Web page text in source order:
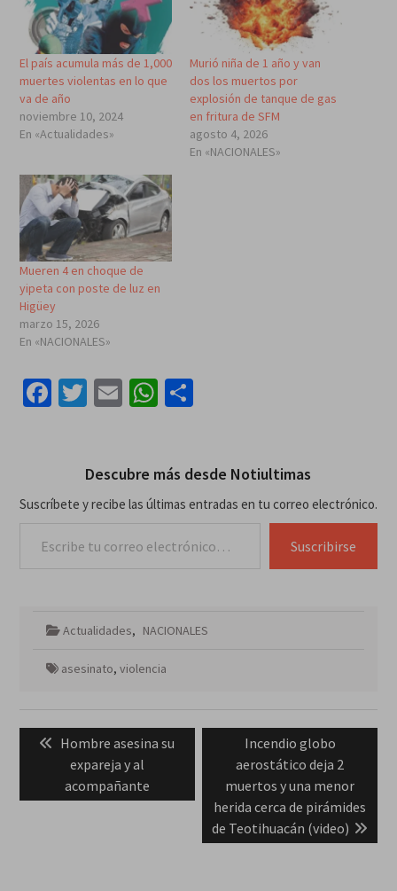
El país acumula más de 1,000
muertes violentas en lo que
va de año
noviembre 10, 2024
En «Actualidades»
Murió niña de 1 año y van
dos los muertos por
explosión de tanque de gas
en fritura de SFM
agosto 4, 2026
En «NACIONALES»
Mueren 4 en choque de
yipeta con poste de luz en
Higüey
marzo 15, 2026
En «NACIONALES»
Facebook
Twitter
EmailWhatsApp
Compartir
Descubre más desde Notiultimas
Suscríbete y recibe las últimas entradas en tu correo electrónico.
Suscribirse
Actualidades, NACIONALES
asesinato, violencia
Navegación
entradas
Previous
post:
Hombre asesina su
expareja y al
acompañante
Next
post:
Incendio globo
aerostático deja 2
muertos y una menor
herida cerca de pirámides
de Teotihuacán (video)